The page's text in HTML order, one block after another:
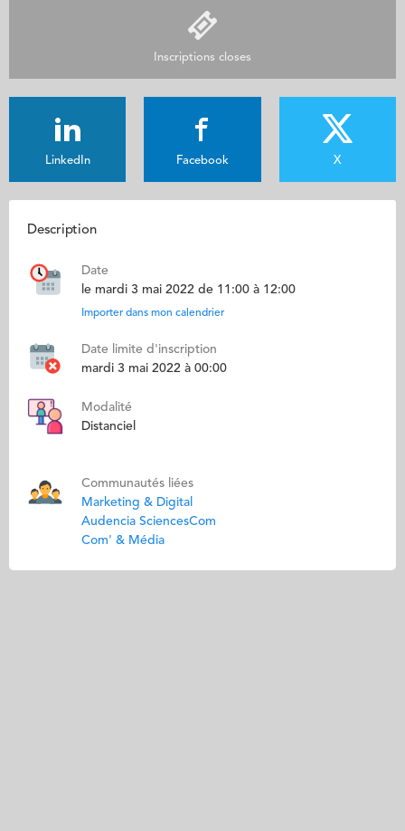
Inscriptions closes
LinkedIn Facebook X
Description
Date
le mardi 3 mai 2022 de 11:00 à 12:00
Importer dans mon calendrier
Date limite d'inscription
mardi 3 mai 2022 à 00:00
Modalité
Distanciel
Communautés liées
Marketing & Digital
Audencia SciencesCom
Com' & Média